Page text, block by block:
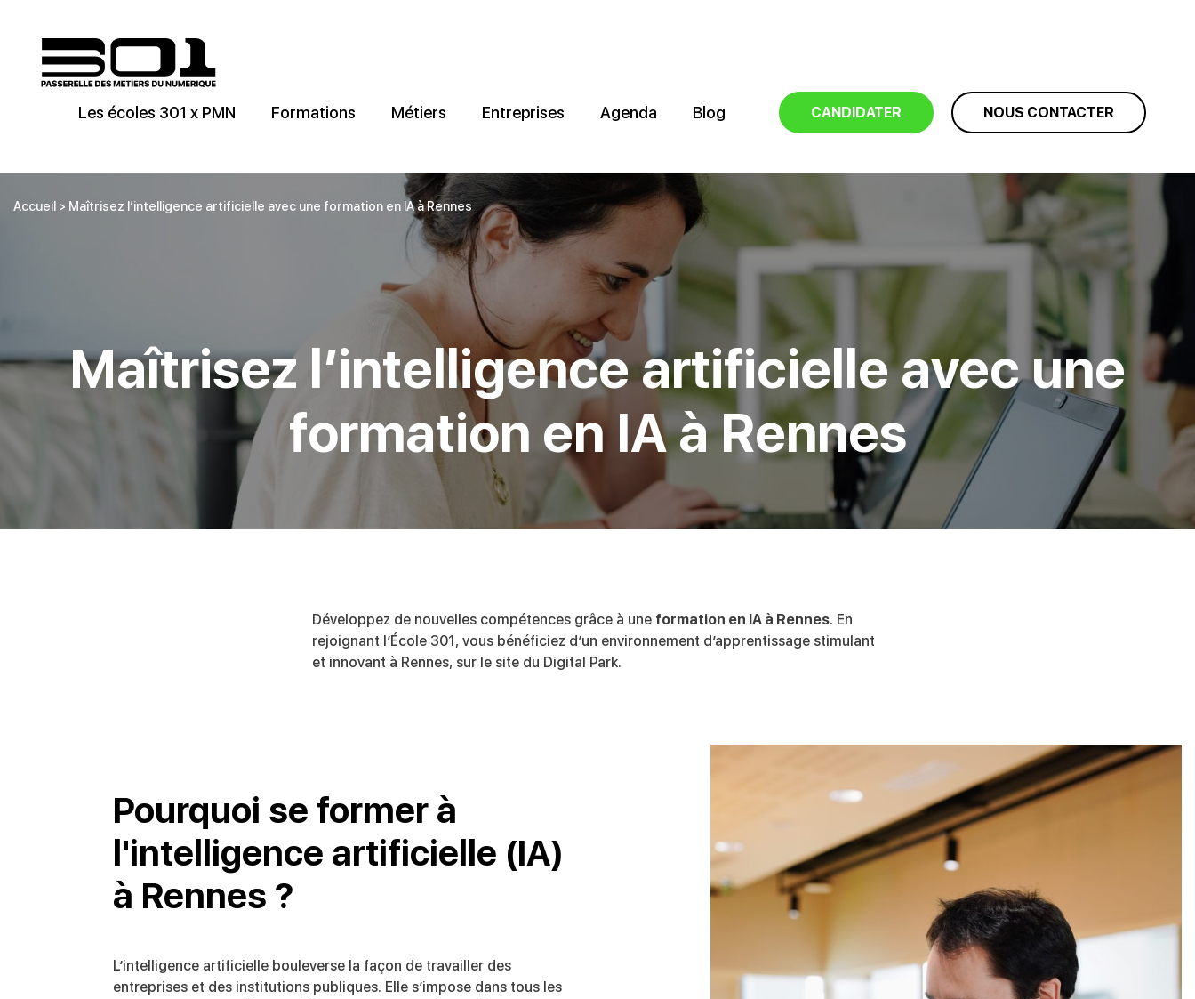
Les écoles 301 x PMN Formations Métiers Entreprises Agenda Blog CANDIDATER NOUS CONTACTER
Accueil > Maîtrisez l’intelligence artificielle avec une formation en IA à Rennes
Maîtrisez l’intelligence artificielle avec une
formation en IA à Rennes
Développez de nouvelles compétences grâce à une formation en IA à Rennes. En
rejoignant l’École 301, vous bénéficiez d’un environnement d’apprentissage stimulant
et innovant à Rennes, sur le site du Digital Park.
Pourquoi se former à
l'intelligence artificielle (IA)
à Rennes ?
L’intelligence artificielle bouleverse la façon de travailler des
entreprises et des institutions publiques. Elle s’impose dans tous les